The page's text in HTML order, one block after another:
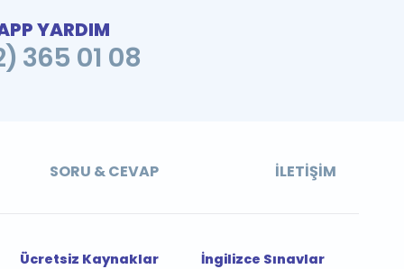
YARDIM
365 01 08
SORU & CEVAP İLETIŞIM
Ücretsiz Kaynaklar
İngilizce Sınavlar